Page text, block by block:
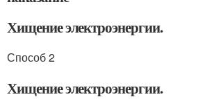
Хищение электроэнергии.
Способ 2
Хищение электроэнергии.